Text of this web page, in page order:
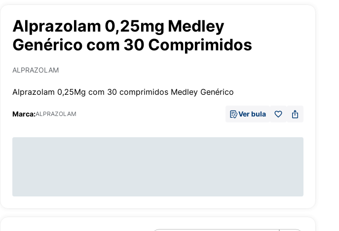
Alprazolam 0,25mg Medley
Genérico com 30 Comprimidos
ALPRAZOLAM
Alprazolam 0,25Mg com 30 comprimidos Medley Genérico
Marca:ALPRAZOLAM Ver bula